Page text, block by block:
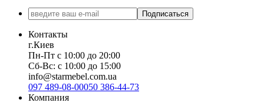
Подписаться
Контакты
г.Киев
Пн-Пт с 10:00 до 20:00
Сб-Вс: с 10:00 до 15:00
info@starmebel.com.ua
097 489-08-00050 386-44-73
Компания